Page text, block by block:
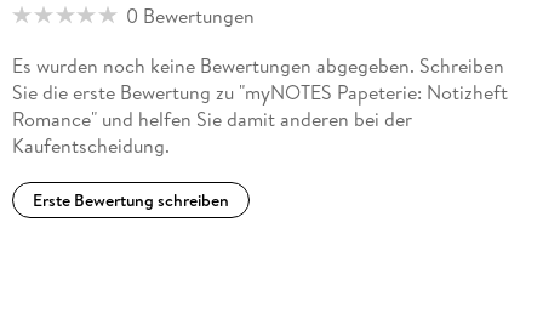
0 Bewertungen
Es wurden noch keine Bewertungen abgegeben. Schreiben
Sie die erste Bewertung zu "myNOTES Papeterie: Notizheft
Romance" und helfen Sie damit anderen bei der
Kaufentscheidung.
Erste Bewertung schreiben